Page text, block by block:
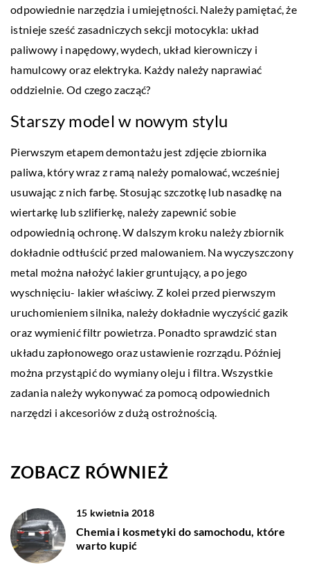
odpowiednie narzędzia i umiejętności. Należy pamiętać, że
istnieje sześć zasadniczych sekcji motocykla: układ
paliwowy i napędowy, wydech, układ kierowniczy i
hamulcowy oraz elektryka. Każdy należy naprawiać
oddzielnie. Od czego zacząć?
Starszy model w nowym stylu
Pierwszym etapem demontażu jest zdjęcie zbiornika
paliwa, który wraz z ramą należy pomalować, wcześniej
usuwając z nich farbę. Stosując szczotkę lub nasadkę na
wiertarkę lub szlifierkę, należy zapewnić sobie
odpowiednią ochronę. W dalszym kroku należy zbiornik
dokładnie odtłuścić przed malowaniem. Na wyczyszczony
metal można nałożyć lakier gruntujący, a po jego
wyschnięciu- lakier właściwy. Z kolei przed pierwszym
uruchomieniem silnika, należy dokładnie wyczyścić gazik
oraz wymienić filtr powietrza. Ponadto sprawdzić stan
układu zapłonowego oraz ustawienie rozrządu. Później
można przystąpić do wymiany oleju i filtra. Wszystkie
zadania należy wykonywać za pomocą odpowiednich
narzędzi i akcesoriów z dużą ostrożnością.
ZOBACZ RÓWNIEŻ
15 kwietnia 2018
Chemia i kosmetyki do samochodu, które
warto kupić